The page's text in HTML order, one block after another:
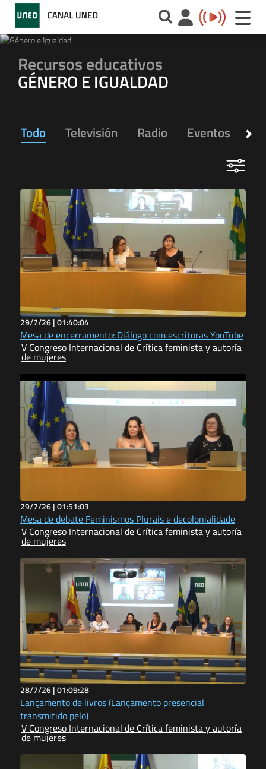
Toggle
Recursos educativos
GÉNERO E IGUALDAD
Todo Televisión Radio Eventos
29/7/26 |01:40:04
Mesa de encerramento: Diálogo com escritoras YouTube
V Congreso Internacional de Crítica feminista y autoría
de mujeres
29/7/26 |01:51:03
Mesa de debate Feminismos Plurais e decolonialidade
V Congreso Internacional de Crítica feminista y autoría
de mujeres
28/7/26 |01:09:28
Lançamento de livros (Lançamento presencial
transmitido pelo)
V Congreso Internacional de Crítica feminista y autoría
de mujeres